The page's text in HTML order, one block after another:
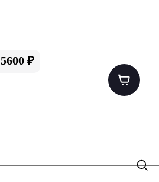
5600 ₽